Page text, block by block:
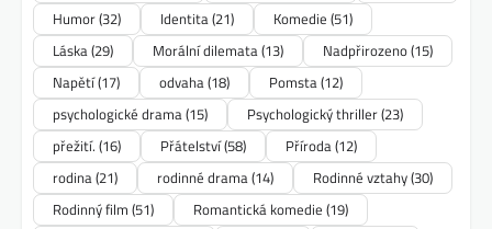
Humor(32) Identita(21) Komedie (51)
Láska(29) Morální dilemata(13) Nadpřirozeno(15)
Napětí(17) odvaha(18) Pomsta(12)
psychologické drama(15) Psychologický thriller(23)
přežití. (16) Přátelství(58) Příroda(12)
rodina(21) rodinné drama(14) Rodinné vztahy(30)
Rodinný film (51) Romantická komedie (19)